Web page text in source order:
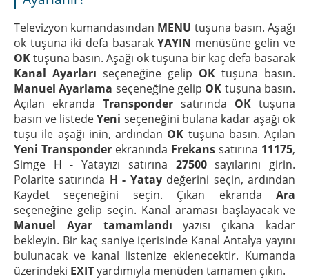
Televizyon kumandasından MENU tuşuna basın. Aşağı
ok tuşuna iki defa basarakYAYIN menüsüne gelin ve
OKtuşuna basın. Aşağı ok tuşuna bir kaç defa basarak
Kanal Ayarları seçeneğine gelip OK tuşuna basın.
Manuel Ayarlama seçeneğine gelip OK tuşuna basın.
Açılan ekranda Transponder satırında OK tuşuna
basın ve listedeYeni seçeneğini bulana kadar aşağı ok
tuşu ile aşağı inin, ardından OK tuşuna basın. Açılan
Yeni Transponder ekranında Frekans satırına 11175,
Simge H - Yatayızı satırına 27500sayılarını girin.
Polarite satırında H - Yataydeğerini seçin, ardından
Kaydet seçeneğini seçin. Çıkan ekranda Ara
seçeneğine gelip seçin. Kanal araması başlayacak ve
Manuel Ayar tamamlandı yazısı çıkana kadar
bekleyin. Bir kaç saniye içerisinde Kanal Antalya yayını
bulunacak ve kanal listenize eklenecektir. Kumanda
üzerindeki EXITyardımıyla menüden tamamen çıkın.